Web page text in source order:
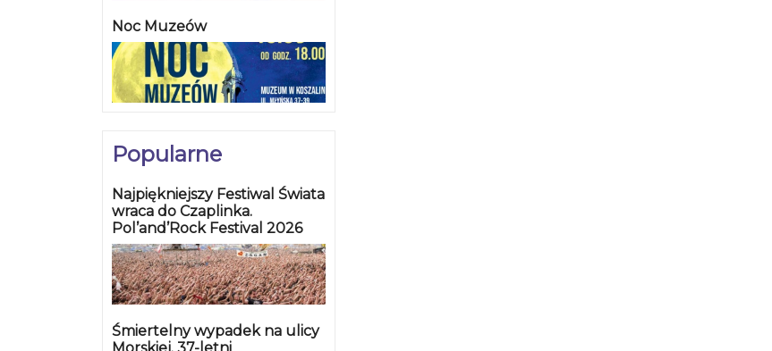
Noc Muzeów
Popularne
Najpiękniejszy Festiwal Świata
wraca do Czaplinka.
Pol’and’Rock Festival 2026
Śmiertelny wypadek na ulicy